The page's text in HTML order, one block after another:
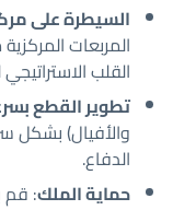
السيطرة على
القلب
تطوير القطع
والأفيال) بشكل
الدفاع.
حماية الملك: قم